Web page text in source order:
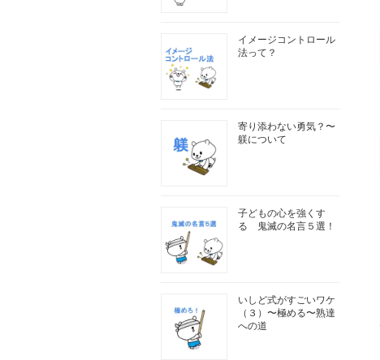
イメージコントロール
法って？
寄り添わない勇気？〜
躾について
子どもの心を強くす
る 鬼滅の名言５選！
いしど式がすごいワケ
（３）〜極める〜熟達
への道